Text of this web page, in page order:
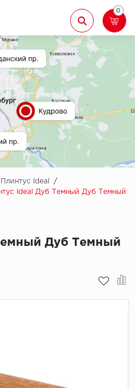
Назад
Aberhof
Adelar
Alfa
AllureFloor
Alpine floor
0
Плинтус Ideal
/
Ideal Дуб Темный Дуб Темный
Дуб Темный